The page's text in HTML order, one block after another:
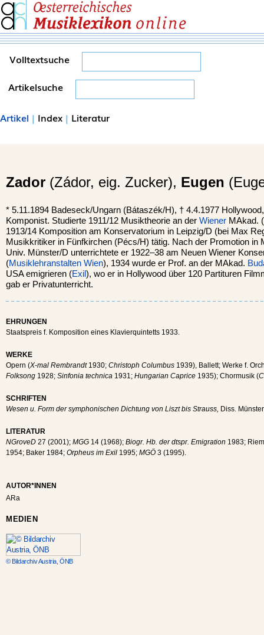
Volltextsuche
Artikelsuche
Artikel | Index | Literatur
Zador (Zádor, eig. Zucker), Eugen
* 5.11.1894 Badeseck/Ungarn (Bátaszék/H), † 4.4.1977 Hollywood
Komponist. Studierte 1911/12 Musiktheorie an der Wiener MAkad.
1913/14 Komposition am Konservatorium in Leipzig/D (bei Max
Musikkritiker in Fünfkirchen (Pécs/H) tätig. Nach der Promotion in
Univ. Münster/D unterrichtete er 1922–38 am Neuen Wiener
(Musiklehranstalten Wien), 1934 wurde er Prof. an der MAkad.
USA emigrieren (Exil), wo er in Hollywood über 120 Partituren
gab er Privatunterricht.
EHRUNGEN
Staatspreis f. Komposition eines Klavierquintetts 1933.
WERKE
Opern (X-mal Rembrandt 1930; Christoph Columbus 1939), Ballett; Werke f.
Folksong 1928; Sinfonia technica 1931; Hungarian Caprice 1935); Chormusik (
SCHRIFTEN
Wesen u. Form der symphonischen Dichtung von Liszt bis Strauss, Diss.
LITERATUR
NGroveD 27 (2001); MGG 14 (1968); Biogr. Hb. der dtspr. Emigration 1983;
1954; Baker 1984; Orpheus im Exil 1995; MGÖ 3 (1995).
AUTOR*INNEN
ARa
MEDIEN
© Bildarchiv Austria, ÖNB